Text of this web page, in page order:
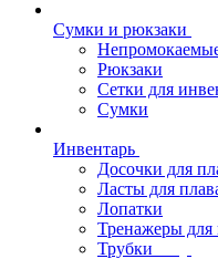
Сумки и рюкзаки
Рюкзаки
Сетки для
Сумки
Инвентарь
Досочки для
Ласты для
Лопатки
Тренажеры для
Трубки